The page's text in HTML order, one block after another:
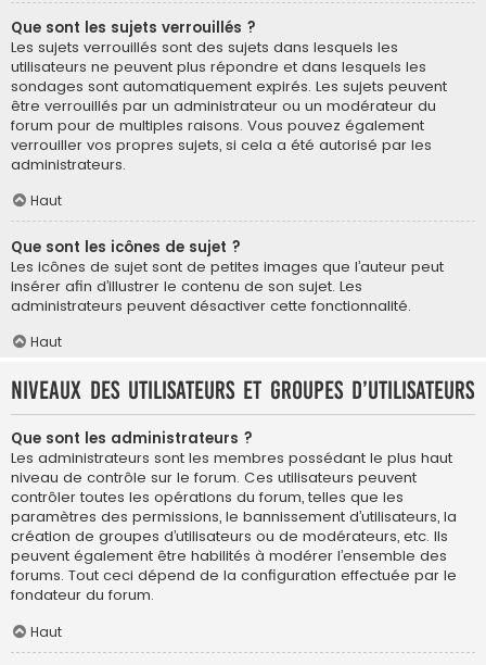
Que sont les sujets verrouillés ?
Les sujets verrouillés sont des sujets dans lesquels les
utilisateurs ne peuvent plus répondre et dans lesquels les
sondages sont automatiquement expirés. Les sujets peuvent
être verrouillés par un administrateur ou un modérateur du
forum pour de multiples raisons. Vous pouvez également
verrouiller vos propres sujets, si cela a été autorisé par les
administrateurs.
Haut
Que sont les icônes de sujet ?
Les icônes de sujet sont de petites images que l’auteur peut
insérer afin d’illustrer le contenu de son sujet. Les
administrateurs peuvent désactiver cette fonctionnalité.
Haut
Niveaux des utilisateurs et groupes d’utilisateurs
Que sont les administrateurs ?
Les administrateurs sont les membres possédant le plus haut
niveau de contrôle sur le forum. Ces utilisateurs peuvent
contrôler toutes les opérations du forum, telles que les
paramètres des permissions, le bannissement d’utilisateurs, la
création de groupes d’utilisateurs ou de modérateurs, etc. Ils
peuvent également être habilités à modérer l’ensemble des
forums. Tout ceci dépend de la configuration effectuée par le
fondateur du forum.
Haut